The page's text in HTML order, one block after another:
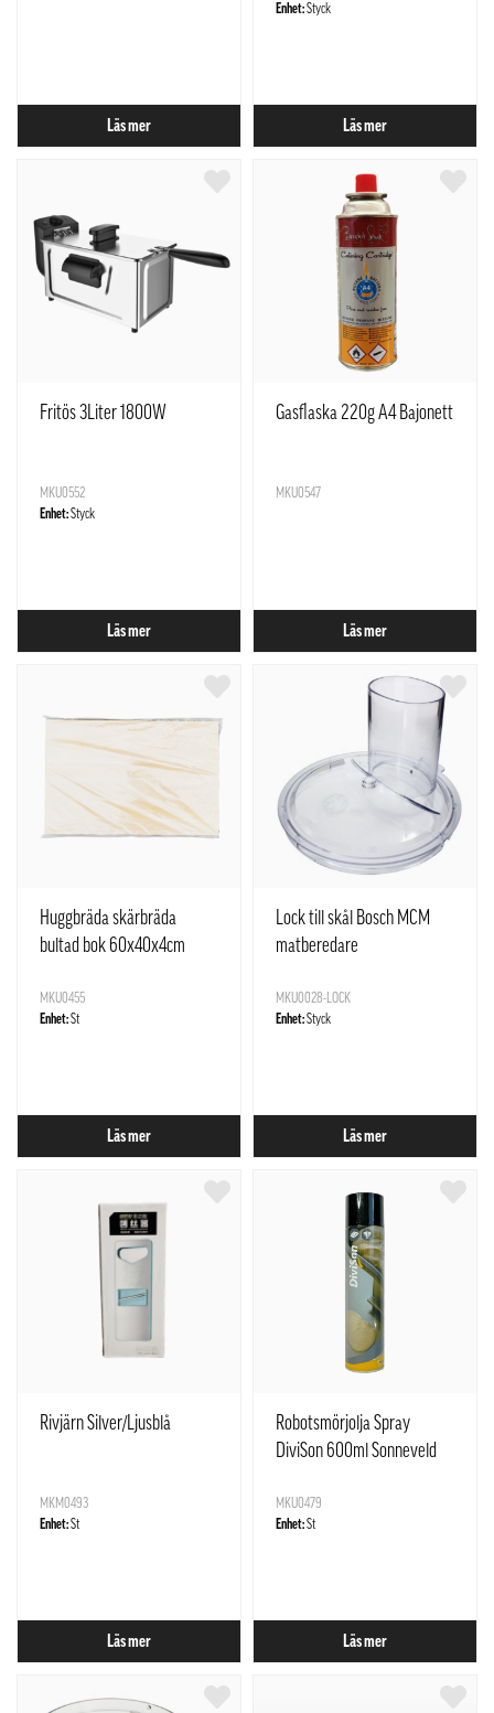
Läs mer
Enhet:Styck
Läs mer
Fritös 3Liter 1800W
MKU0552
Enhet:Styck
Läs mer
Gasflaska 220g A4 Bajonett
MKU0547
Läs mer
Huggbräda skärbräda
bultad bok 60x40x4cm
MKU0455
Enhet:St
Läs mer
Lock till skål Bosch MCM
matberedare
MKU0028-LOCK
Enhet:Styck
Läs mer
Rivjärn Silver/Ljusblå
MKM0493
Enhet:St
Läs mer
Robotsmörjolja Spray
DiviSon 600ml Sonneveld
MKU0479
Enhet:St
Läs mer